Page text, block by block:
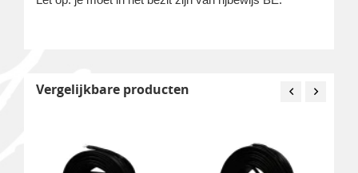
Vergelijkbare producten